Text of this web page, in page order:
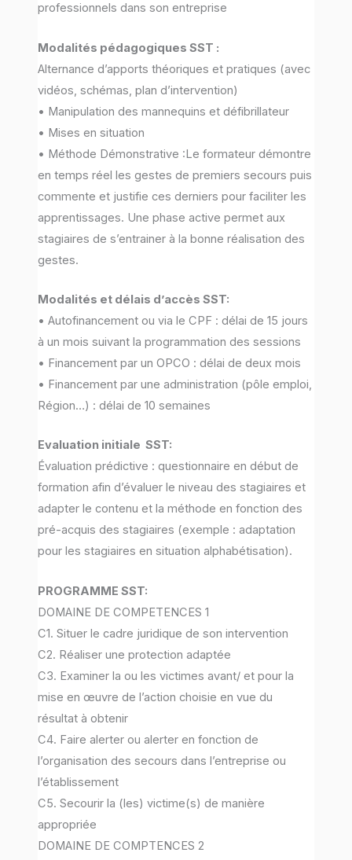
professionnels dans son entreprise
Modalités pédagogiques SST :
Alternance d’apports théoriques et pratiques (avec
vidéos, schémas, plan d’intervention)
• Manipulation des mannequins et défibrillateur
• Mises en situation
• Méthode Démonstrative :Le formateur démontre
en temps réel les gestes de premiers secours puis
commente et justifie ces derniers pour faciliter les
apprentissages. Une phase active permet aux
stagiaires de s’entrainer à la bonne réalisation des
gestes.
Modalités et délais d’accès SST:
• Autofinancement ou via le CPF : délai de 15 jours
à un mois suivant la programmation des sessions
• Financement par un OPCO : délai de deux mois
• Financement par une administration (pôle emploi,
Région…) : délai de 10 semaines
Evaluation initiale SST:
Évaluation prédictive : questionnaire en début de
formation afin d’évaluer le niveau des stagiaires et
adapter le contenu et la méthode en fonction des
pré-acquis des stagiaires (exemple : adaptation
pour les stagiaires en situation alphabétisation).
PROGRAMME SST:
DOMAINE DE COMPETENCES 1
C1. Situer le cadre juridique de son intervention
C2. Réaliser une protection adaptée
C3. Examiner la ou les victimes avant/ et pour la
mise en œuvre de l’action choisie en vue du
résultat à obtenir
C4. Faire alerter ou alerter en fonction de
l’organisation des secours dans l’entreprise ou
l’établissement
C5. Secourir la (les) victime(s) de manière
appropriée
DOMAINE DE COMPTENCES 2